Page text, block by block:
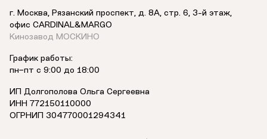
г. Москва, Рязанский проспект, д. 8А, стр. 6, 3-й этаж
офис CARDINAL&MARGO
Кинозавод МОСКИНО
График работы:
пн−пт с 9:00 до 18:00
ИП Долгополова Ольга Сергеевна
ИНН 772150110000
ОГРНИП 304770001294341